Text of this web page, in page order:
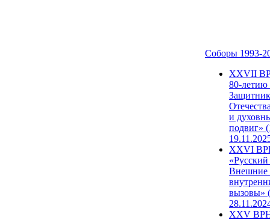
Соборы 1993-
ХХVII
80-
и
подвиг»
XXVI
Внешние
вызовы»
XXV